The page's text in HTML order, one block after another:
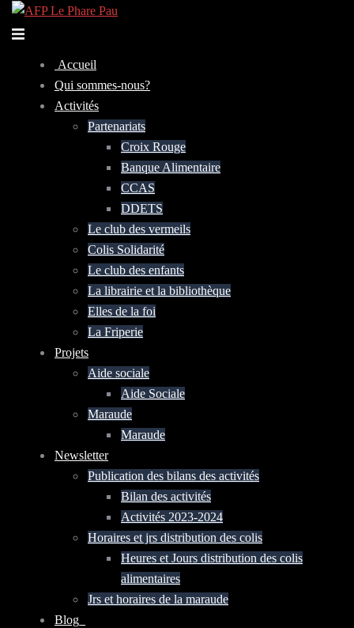
Aller
Ouvrir/fermer
Accueil
Qui sommes-nous?
Activités
Partenariats
Croix Rouge
Banque Alimentaire
CCAS
DDETS
Le club des vermeils
Colis Solidarité
Le club des enfants
La librairie et la bibliothèque
Elles de la foi
La Friperie
Projets
Aide sociale
Aide Sociale
Maraude
Maraude
Newsletter
Publication des bilans des activités
Bilan des activités
Activités 2023-2024
Horaires et jrs distribution des colis
Heures et Jours distribution des colis
alimentaires
Jrs et horaires de la maraude
Blog_